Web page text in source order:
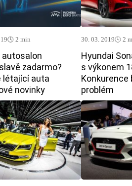
🕓 2 min
autosalon
zadarmo?
létající auta
novinky
30. 03. 2019🕓 2
Hyundai
s výkonem
Konkurence
problém